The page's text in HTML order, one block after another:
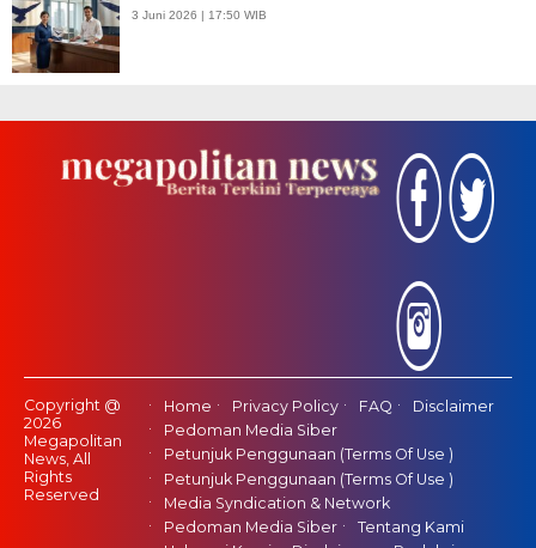
3 Juni 2026 | 17:50 WIB
Copyright @
2026
Megapolitan
News, All
Rights
Reserved
Home Privacy Policy FAQ
Disclaimer
Pedoman Media Siber
Petunjuk Penggunaan (Terms Of Use )
Petunjuk Penggunaan (Terms Of Use )
Media Syndication & Network
Pedoman Media Siber
Tentang Kami